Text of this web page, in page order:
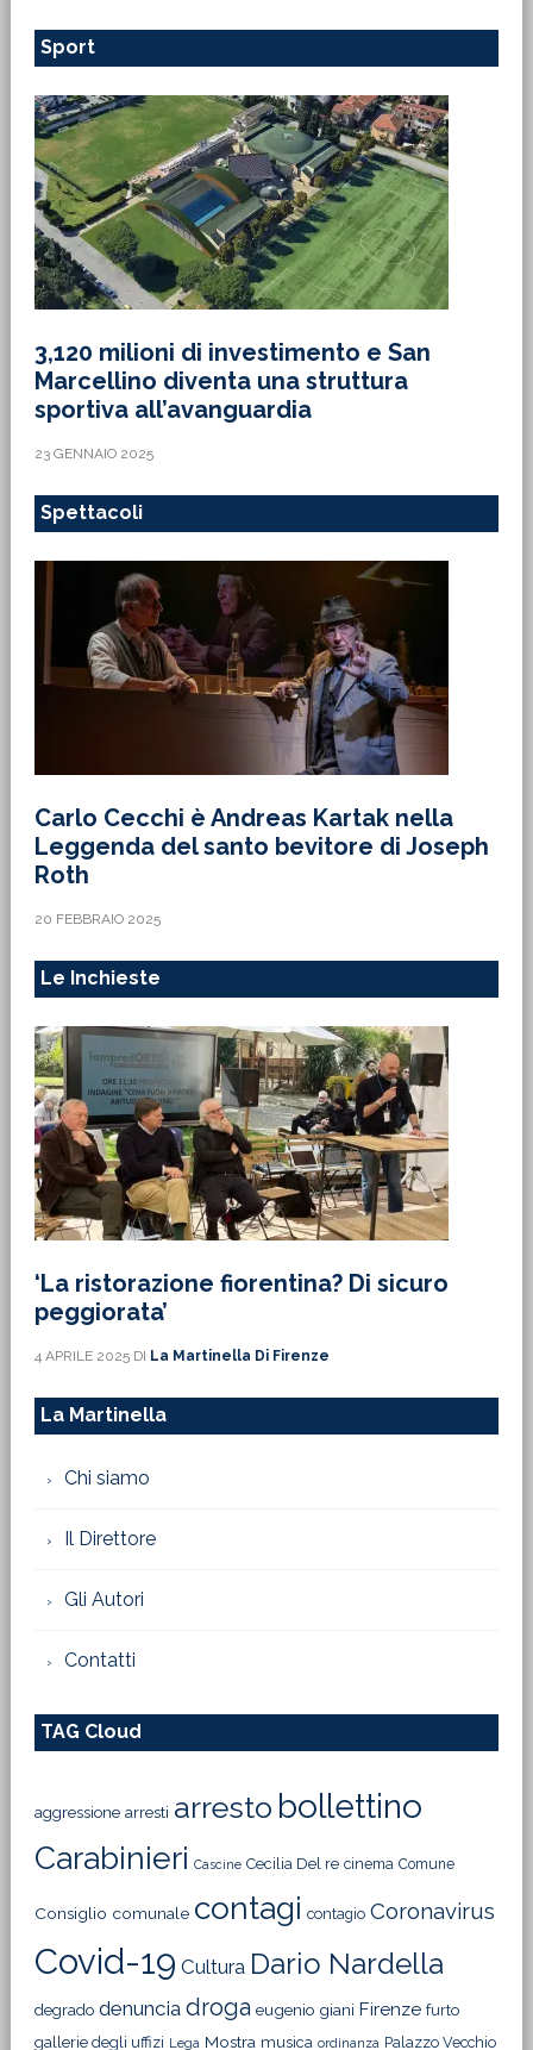
Sport
3,120 milioni di investimento e San
Marcellino diventa una struttura
sportiva all’avanguardia
23 GENNAIO 2025
Spettacoli
Carlo Cecchi è Andreas Kartak nella
Leggenda del santo bevitore di Joseph
Roth
20 FEBBRAIO 2025
Le Inchieste
‘La ristorazione fiorentina? Di sicuro
peggiorata’
4 APRILE 2025DI La Martinella Di Firenze
La Martinella
Chi siamo
Il Direttore
Gli Autori
Contatti
TAG Cloud
aggressione arresti arresto bollettino
Carabinieri Cascine Cecilia Del re cinema Comune
Consiglio comunale contagi contagio Coronavirus
Covid-19 Cultura Dario Nardella
degrado denuncia droga eugenio giani Firenze furto
gallerie degli uffizi Lega Mostra musica ordinanza Palazzo Vecchio